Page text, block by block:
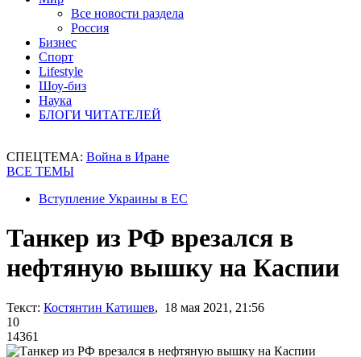
Все новости раздела
Россия
Бизнес
Спорт
Lifestyle
Шоу-биз
Наука
БЛОГИ ЧИТАТЕЛЕЙ
СПЕЦТЕМА: Война в Иране
ВСЕ ТЕМЫ
Вступление Украины в ЕС
Танкер из РФ врезался в
нефтяную вышку на Каспии
Текст: Костянтин Катишев, 18 мая 2021, 21:56
10
14361